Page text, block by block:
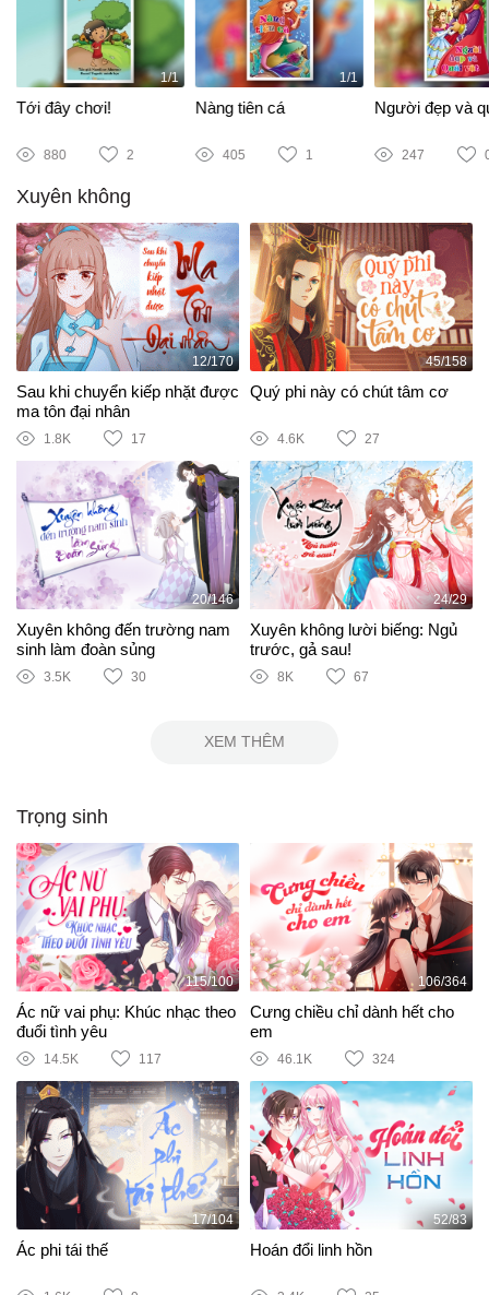
1/1
Tới đây chơi!
880 2
1/1
Nàng tiên cá
405 1
Người đẹp và
247
Xuyên không
12/170
Sau khi chuyển kiếp nhặt được
ma tôn đại nhân
1.8K 17
45/158
Quý phi này có chút tâm cơ
4.6K 27
20/146
Xuyên không đến trường nam
sinh làm đoàn sủng
3.5K 30
24/29
Xuyên không lười biếng: Ngủ
trước, gả sau!
8K 67
XEM THÊM
Trọng sinh
115/100
Ác nữ vai phụ: Khúc nhạc theo
đuổi tình yêu
14.5K 117
106/364
Cưng chiều chỉ dành hết cho
em
46.1K 324
17/104
Ác phi tái thế
52/83
Hoán đổi linh hồn